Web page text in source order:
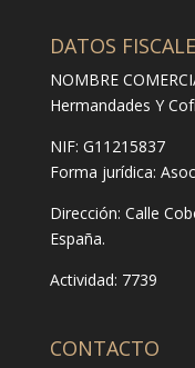
DATOS
NOMBRE
Hermandades Y
NIF: G11215837
Forma jurídica:
Dirección: Calle
España.
Actividad: 7739
CONTACTO